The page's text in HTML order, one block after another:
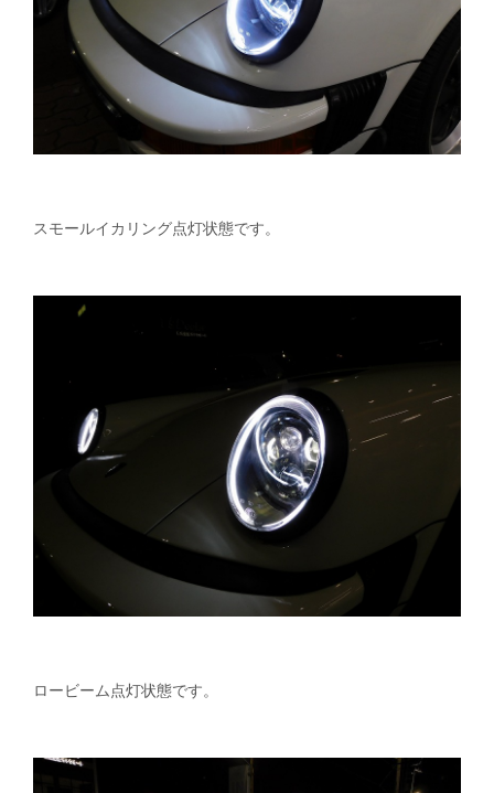
スモールイカリング点灯状態です。
ロービーム点灯状態です。